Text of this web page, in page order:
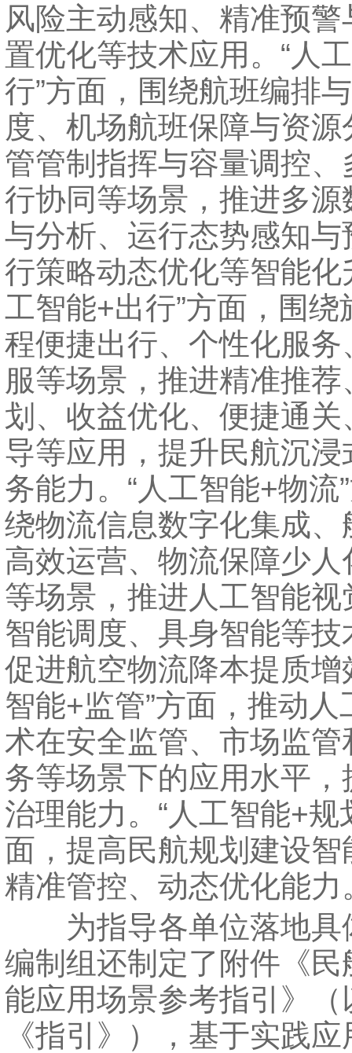
风险主动感知、精准预警
置优化等技术应用。“人
行”方面，围绕航班编排
度、机场航班保障与资源
管管制指挥与容量调控、
行协同等场景，推进多源
与分析、运行态势感知与
行策略动态优化等智能化
工智能+出行”方面，围绕
程便捷出行、个性化服务
服等场景，推进精准推荐
划、收益优化、便捷通关
导等应用，提升民航沉浸
务能力。“人工智能+物流
绕物流信息数字化集成、
高效运营、物流保障少人
等场景，推进人工智能视
智能调度、具身智能等技
促进航空物流降本提质增
智能+监管”方面，推动人
术在安全监管、市场监管
务等场景下的应用水平，
治理能力。“人工智能+规
面，提高民航规划建设智
精准管控、动态优化能力
为指导各单位落地具
编制组还制定了附件《民
能应用场景参考指引》（
《指引》），基于实践